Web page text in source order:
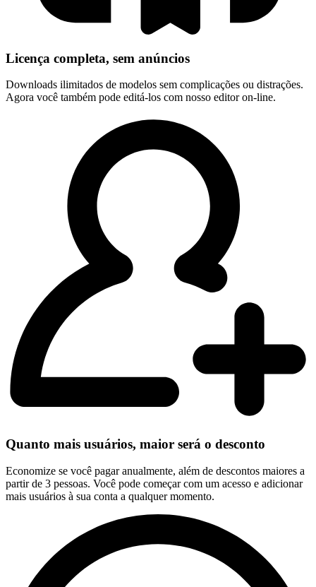
Licença completa, sem anúncios
Downloads ilimitados de modelos sem complicações ou distrações.
Agora você também pode editá-los com nosso editor on-line.
Quanto mais usuários, maior será o desconto
Economize se você pagar anualmente, além de descontos maiores a
partir de 3 pessoas. Você pode começar com um acesso e adicionar
mais usuários à sua conta a qualquer momento.